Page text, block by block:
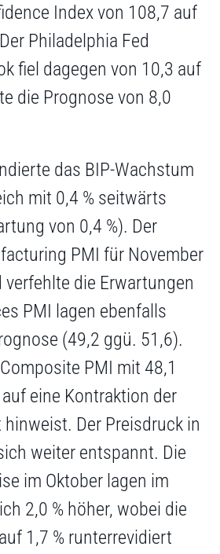
Index von 108,7 auf
Philadelphia Fed
fiel dagegen von 10,3 auf
die Prognose von 8,0
das BIP-Wachstum
mit 0,4 % seitwärts
von 0,4 %). Der
PMI für November
verfehlte die Erwartungen
PMI lagen ebenfalls
(49,2 ggü. 51,6).
PMI mit 48,1
eine Kontraktion der
Der Preisdruck in
weiter entspannt. Die
im Oktober lagen im
2,0 % höher, wobei die
1,7 % runterrevidiert